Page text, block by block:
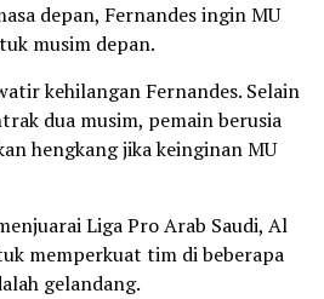
depan, Fernandes ingin MU
musim depan.
kehilangan Fernandes. Selain
dua musim, pemain berusia
hengkang jika keinginan MU
Liga Pro Arab Saudi, Al
memperkuat tim di beberapa
gelandang.